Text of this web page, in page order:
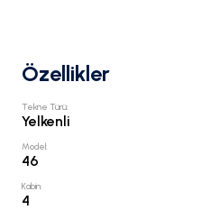
Özellikler
Tekne Türü:
Yelkenli
Model:
46
Kabin:
4